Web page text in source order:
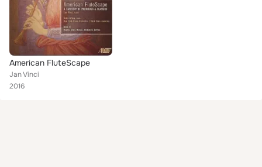
American FluteScape
Jan Vinci
2016